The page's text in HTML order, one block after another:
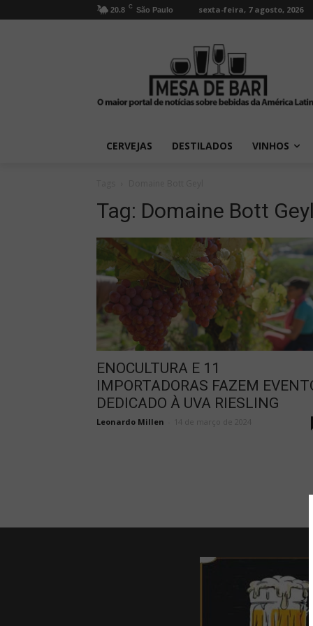
20.8 C São Paulo sexta-feira, 7 agosto, 2026
CERVEJAS DESTILADOS VINHOS
Tag: Domaine Bott
ENOCULTURA E 11
IMPORTADORAS FAZEM
DEDICADO À UVA RIESLING
Leonardo Millen 14 de março de 2024